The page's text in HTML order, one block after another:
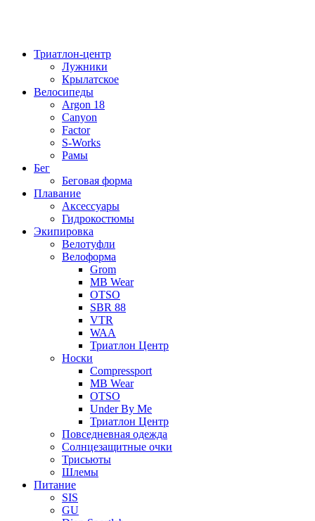
Триатлон-центр
Лужники
Крылатское
Велосипеды
Argon 18
Canyon
Factor
S-Works
Рамы
Бег
Беговая форма
Плавание
Аксессуары
Гидрокостюмы
Экипировка
Велотуфли
Велоформа
Grom
MB Wear
OTSO
SBR 88
VTR
WAA
Триатлон Центр
Носки
Compressport
MB Wear
OTSO
Under By Me
Триатлон Центр
Повседневная одежда
Солнцезащитные очки
Трисьюты
Шлемы
Питание
SIS
GU